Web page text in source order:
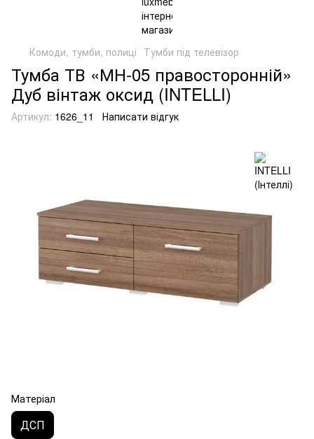
Комоди, тумби, полиці Тумби під телевізор
Тумба ТВ «МН-05 правосторонній»
Дуб вінтаж оксид (INTELLI)
Артикул: 1626_11 Написати відгук
Матеріал
ДСП